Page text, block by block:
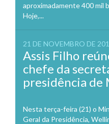
aproximadamente 400 mil
Hoje,...
21 DE NOVEMBRO DE
Assis Filho
chefe da
presidência de
Nesta terça-feira (21) o
Geral da Presidência,